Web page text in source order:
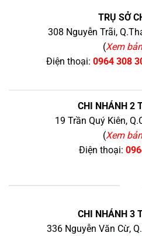
TRỤ SỞ
308 Nguyễn Trãi,
(Xem
Điện thoại: 0964 308
CHI NHÁNH 2
19 Trần Quý Kiên,
(Xem
Điện thoại:
CHI NHÁNH 3
336 Nguyễn Văn Cừ,